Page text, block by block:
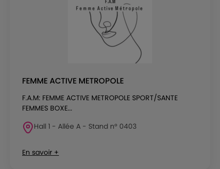
FEMME ACTIVE METROPOLE
F.A.M: FEMME ACTIVE METROPOLE SPORT/SANTE
FEMMES BOXE...
Hall 1 - Allée A - Stand n° 0403
En savoir +